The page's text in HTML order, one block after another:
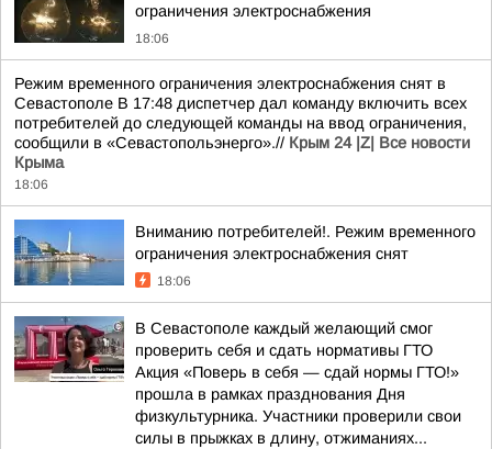
ограничения электроснабжения
18:06
Режим временного ограничения электроснабжения снят в
Севастополе В 17:48 диспетчер дал команду включить всех
потребителей до следующей команды на ввод ограничения,
сообщили в «Севастопольэнерго».// Крым 24 |Z| Все новости
Крыма
18:06
Вниманию потребителей!. Режим временного
ограничения электроснабжения снят
18:06
В Севастополе каждый желающий смог
проверить себя и сдать нормативы ГТО
Акция «Поверь в себя — сдай нормы ГТО!»
прошла в рамках празднования Дня
физкультурника. Участники проверили свои
силы в прыжках в длину, отжиманиях...